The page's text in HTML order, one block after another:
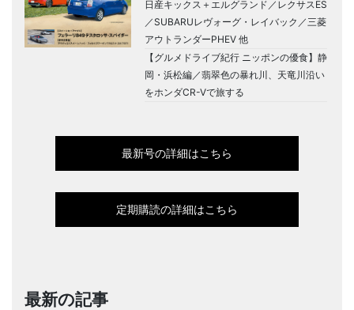
日産キックス＋エルグランド／レクサスES
／SUBARUレヴォーグ・レイバック／三菱
アウトランダーPHEV 他
【グルメドライブ紀行 ニッポンの優食】静
岡・浜松編／翡翠色の暴れ川、天竜川沿い
をホンダCR-Vで旅する
最新号の詳細はこちら
定期購読の詳細はこちら
最新の記事